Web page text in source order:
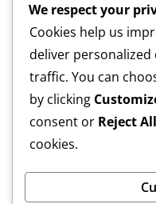
Laporan Keuangan Tahun
23/07/2024
LOWONGAN PEKERJAAN
(tanpa judul) 07/11/2023
Arsip Info
We respect your
Cookies help us
deliver personalized
traffic. You can
by clicking
consent or Reject All
cookies.